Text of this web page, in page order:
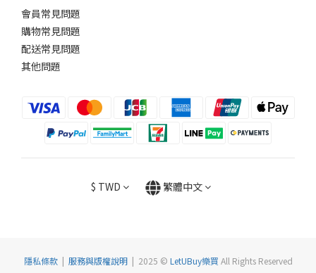
會員常見問題
購物常見問題
配送常見問題
其他問題
$ TWD 繁體中文
隱私條款| 服務與版權說明| 2025 © LetUBuy樂買 All Rights Reserved